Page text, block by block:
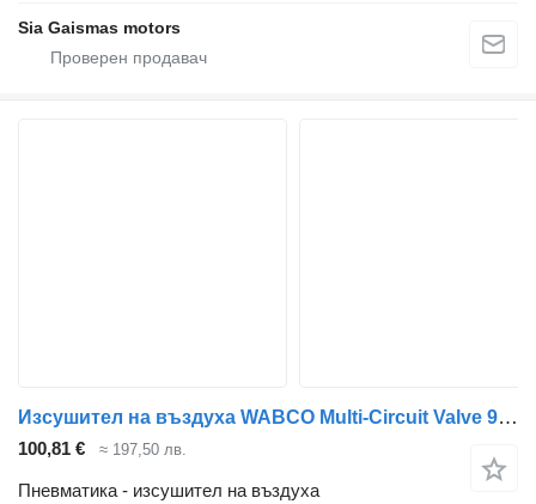
Sia Gaismas motors
Изсушител на въздуха WABCO Multi-Circuit Valve 9324000160 за автобус Mercedes-Benz Bus II (1996-)
100,81 € ≈ 197,50 лв.
Пневматика - изсушител на въздуха